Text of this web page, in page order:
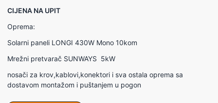
CIJENA NA UPIT
Oprema:
Solarni paneli LONGI 430W Mono 10kom
Mrežni pretvarač SUNWAYS 5kW
nosači za krov,kablovi,konektori i sva ostala oprema sa
dostavom montažom i puštanjem u pogon